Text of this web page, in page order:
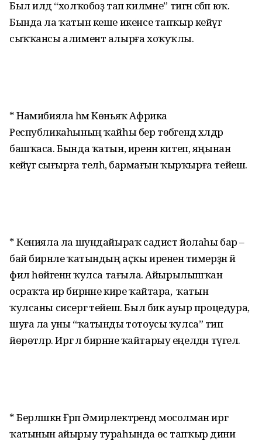
Был илдә “холҡобоҙ тап килмәне” тигән сәбәп юҡ.
Бында ла ҡатын кеше икенсе тапҡыр кейәүгә
сыҡҡансы алимент алырға хоҡуҡлы.
* Намибияла һәм Көньяҡ Африка
Республикаһының ҡайһы бер төбәгендә хәлдәр
башҡаса. Бында ҡатын, иренән китеп, яңынан
кейәүгә сығырға теләһә, бармағын ҡырҡырға тейеш.
* Кенияла ла шундайыраҡ садист йолаһы бар –
бай бирнәле ҡатындың аҫҡы ирененә тимерҙән йә
фил һөйәгенән ҡулса тағыла. Айырылышҡан
осраҡта ир бирнәне кире ҡайтара, ә ҡатын
ҡулсаны сисергә тейеш. Был бик ауыр процедура,
шуға ла уны “ҡатынды тотоусы ҡулса” тип
йөрөтәләр. Иргә лә бирнәне ҡайтарыу еңелдән түгел.
* Берләшкән Ғәрәп Әмирлектәрендә мосолман иргә
ҡатынын айырыу тураһында өс тапҡыр дини